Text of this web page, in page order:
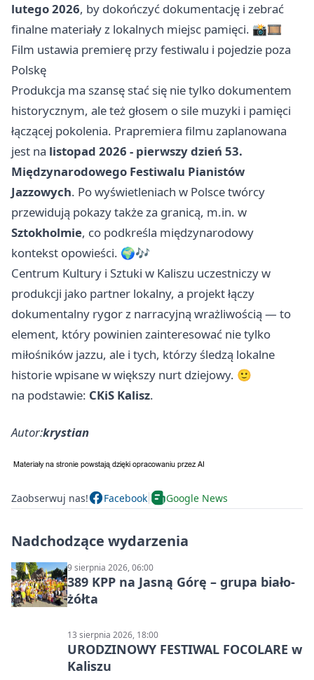
lutego 2026, by dokończyć dokumentację i zebrać
finalne materiały z lokalnych miejsc pamięci. 📸🎞️
Film ustawia premierę przy festiwalu i pojedzie poza
Polskę
Produkcja ma szansę stać się nie tylko dokumentem
historycznym, ale też głosem o sile muzyki i pamięci
łączącej pokolenia. Prapremiera filmu zaplanowana
jest na listopad 2026 - pierwszy dzień 53.
Międzynarodowego Festiwalu Pianistów
Jazzowych. Po wyświetleniach w Polsce twórcy
przewidują pokazy także za granicą, m.in. w
Sztokholmie, co podkreśla międzynarodowy
kontekst opowieści. 🌍🎶
Centrum Kultury i Sztuki w Kaliszu uczestniczy w
produkcji jako partner lokalny, a projekt łączy
dokumentalny rygor z narracyjną wrażliwością — to
element, który powinien zainteresować nie tylko
miłośników jazzu, ale i tych, którzy śledzą lokalne
historie wpisane w większy nurt dziejowy. 🙂
na podstawie: CKiS Kalisz.
Autor:krystian
Zaobserwuj nas! Facebook Google News
Nadchodzące wydarzenia
9 sierpnia 2026, 06:00
389 KPP na Jasną Górę – grupa biało-
żółta
13 sierpnia 2026, 18:00
URODZINOWY FESTIWAL FOCOLARE w
Kaliszu